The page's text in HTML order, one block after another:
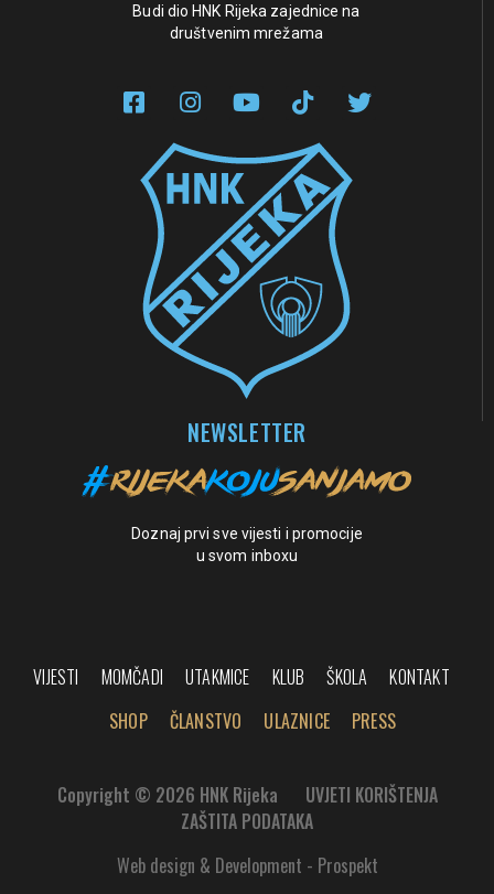
Budi dio HNK Rijeka zajednice na
društvenim mrežama
NEWSLETTER
Doznaj prvi sve vijesti i promocije
u svom inboxu
VIJESTI MOMČADI UTAKMICE KLUB ŠKOLA
KONTAKT
SHOP
ČLANSTVO ULAZNICE PRESS
Copyright © 2026 HNK Rijeka
UVJETI KORIŠTENJA
ZAŠTITA PODATAKA
Web design & Development - Prospekt